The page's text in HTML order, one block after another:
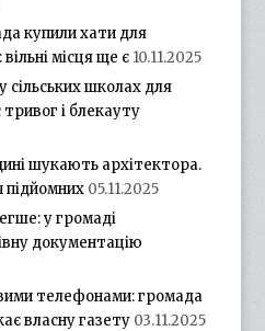
купили хати для
місця ще є 10.11.2025
школах для
тривог і блекауту
шукають архітектора.
05.11.2025
у громаді
документацію
телефонами: громада
власну газету 03.11.2025